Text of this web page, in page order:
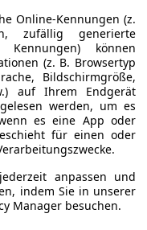
PS)
Online-Kennungen (z.
zufällig generierte
Kennungen) können
(z. B. Browsertyp
Bildschirmgröße,
auf Ihrem Endgerät
werden, um es
es eine App oder
für einen oder
anpassen und
indem Sie in unserer
Manager besuchen.